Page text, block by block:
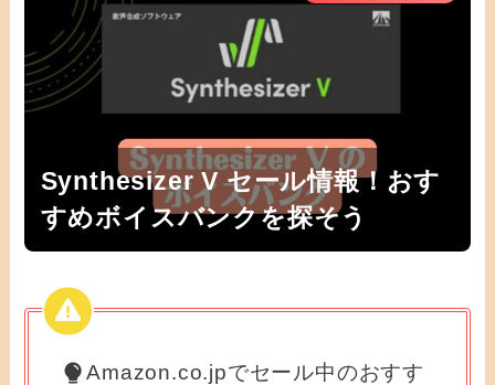
Synthesizer V セール情報！おす
すめボイスバンクを探そう
Amazon.co.jpでセール中のおすす